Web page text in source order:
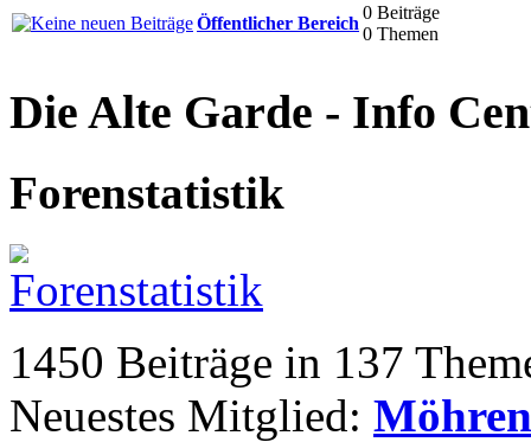
Öffentlicher Bereich
0 Beiträge
0 Themen
Die Alte Garde - Info
Forenstatistik
1450 Beiträge in 137
Neuestes Mitglied: